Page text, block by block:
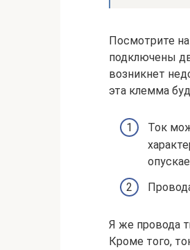
Посмотрите
подключены
возникнет
эта клемма
Ток
Я же провода
Кроме того,